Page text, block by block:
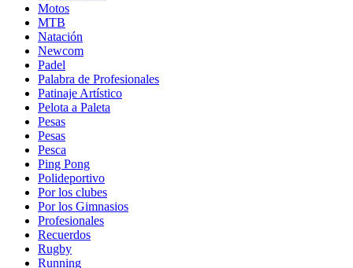
Motos
MTB
Natación
Newcom
Padel
Palabra de Profesionales
Patinaje Artístico
Pelota a Paleta
Pesas
Pesas
Pesca
Ping Pong
Polideportivo
Por los clubes
Por los Gimnasios
Profesionales
Recuerdos
Rugby
Running